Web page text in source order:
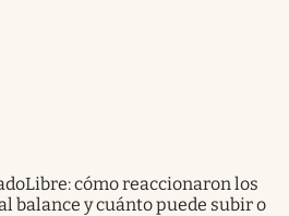
cómo reaccionaron los
balance y cuánto puede subir o